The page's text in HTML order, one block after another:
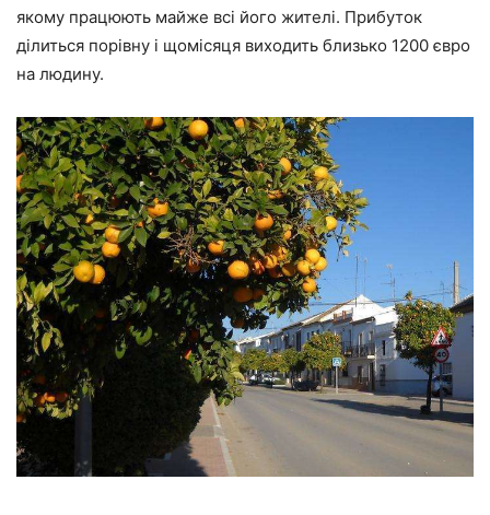
якому працюють майже всі його жителі. Прибуток
ділиться порівну і щомісяця виходить близько 1200 євро
на людину.